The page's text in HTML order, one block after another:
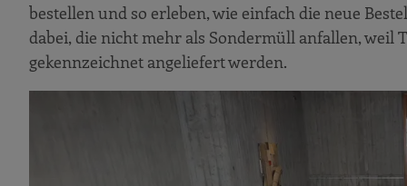
bestellen und so erleben, wie einfach die neue
dabei, die nicht mehr als Sondermüll anfallen, weil
gekennzeichnet angeliefert werden.